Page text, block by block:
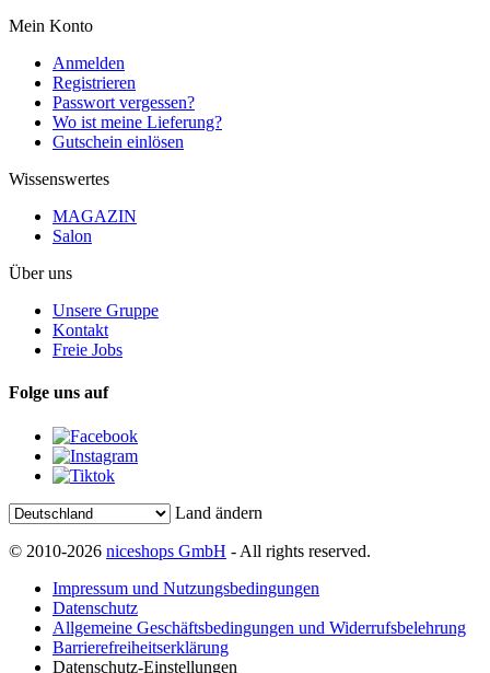
Mein Konto
Anmelden
Registrieren
Passwort vergessen?
Wo ist meine Lieferung?
Gutschein einlösen
Wissenswertes
MAGAZIN
Salon
Über uns
Unsere Gruppe
Kontakt
Freie Jobs
Folge uns auf
Land ändern
© 2010-2026 niceshops GmbH - All rights reserved.
Impressum und Nutzungsbedingungen
Datenschutz
Allgemeine Geschäftsbedingungen und Widerrufsbelehrung
Barrierefreiheitserklärung
Datenschutz-Einstellungen